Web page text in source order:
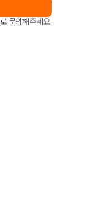
로 문의해주세요.